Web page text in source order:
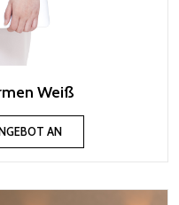
Weiß
AN